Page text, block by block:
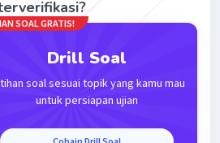
SOAL GRATIS!
Drill Soal
soal sesuai topik yang kamu mau
untuk persiapan ujian